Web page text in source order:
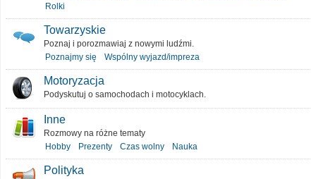
Rolki
Towarzyskie
Poznaj i porozmawiaj z nowymi ludźmi.
Poznajmy się
Wspólny wyjazd/impreza
Motoryzacja
Podyskutuj o samochodach i motocyklach.
Inne
Rozmowy na różne tematy
Hobby
Prezenty Czas wolny Nauka
Polityka